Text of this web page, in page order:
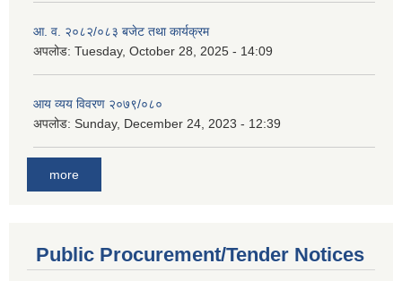
आ. व. २०८२/०८३ बजेट तथा कार्यक्रम
अपलोड: Tuesday, October 28, 2025 - 14:09
आय व्यय विवरण २०७९/०८०
अपलोड: Sunday, December 24, 2023 - 12:39
more
Public Procurement/Tender Notices